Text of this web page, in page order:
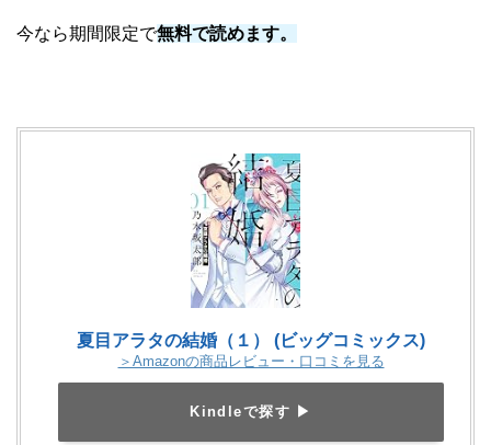
今なら期間限定で無料で読めます。
夏目アラタの結婚（１） (ビッグコミックス)
＞Amazonの商品レビュー・口コミを見る
Kindleで探す ▶